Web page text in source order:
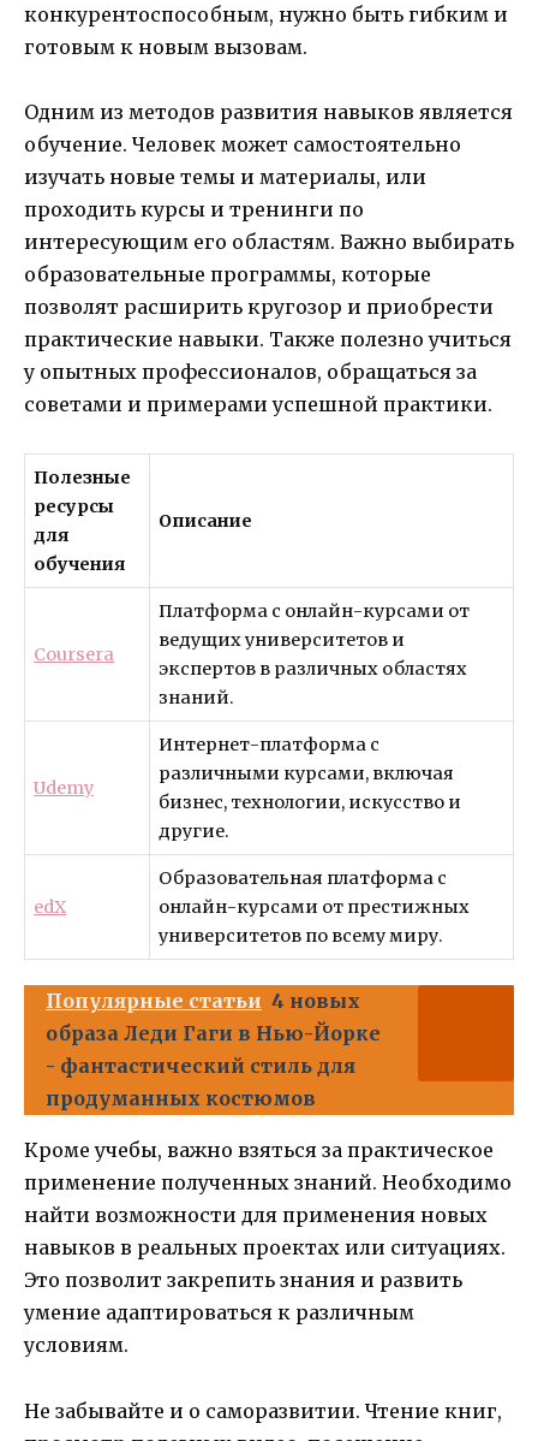
конкурентоспособным, нужно быть гибким и
готовым к новым вызовам.
Одним из методов развития навыков является
обучение. Человек может самостоятельно
изучать новые темы и материалы, или
проходить курсы и тренинги по
интересующим его областям. Важно выбирать
образовательные программы, которые
позволят расширить кругозор и приобрести
практические навыки. Также полезно учиться
у опытных профессионалов, обращаться за
советами и примерами успешной практики.
Полезные
ресурсы
для
обучения
Описание
Coursera
Платформа с онлайн-курсами от
ведущих университетов и
экспертов в различных областях
знаний.
Udemy
Интернет-платформа с
различными курсами, включая
бизнес, технологии, искусство и
другие.
edX
Образовательная платформа с
онлайн-курсами от престижных
университетов по всему миру.
Популярные статьи 4 новых
образа Леди Гаги в Нью-Йорке
- фантастический стиль для
продуманных костюмов
Кроме учебы, важно взяться за практическое
применение полученных знаний. Необходимо
найти возможности для применения новых
навыков в реальных проектах или ситуациях.
Это позволит закрепить знания и развить
умение адаптироваться к различным
условиям.
Не забывайте и о саморазвитии. Чтение книг,